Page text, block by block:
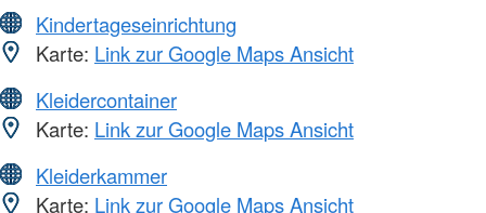
Kindertageseinrichtung
Karte: Link zur Google Maps Ansicht
Kleidercontainer
Karte: Link zur Google Maps Ansicht
Kleiderkammer
Karte: Link zur Google Maps Ansicht